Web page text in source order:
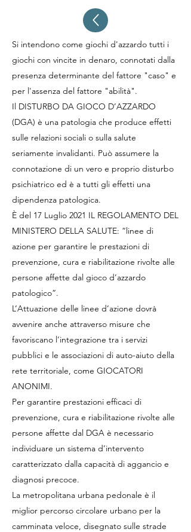
Si intendono come giochi d'azzardo tutti i
giochi con vincite in denaro, connotati dalla
presenza determinante del fattore "caso" e
per l'assenza del fattore "abilità".
Il DISTURBO DA GIOCO D’AZZARDO
(DGA) è una patologia che produce effetti
sulle relazioni sociali o sulla salute
seriamente invalidanti. Può assumere la
connotazione di un vero e proprio disturbo
psichiatrico ed è a tutti gli effetti una
dipendenza patologica.
È del 17 Luglio 2021 IL REGOLAMENTO DEL
MINISTERO DELLA SALUTE: “linee di
azione per garantire le prestazioni di
prevenzione, cura e riabilitazione rivolte alle
persone affette dal gioco d’azzardo
patologico”.
L’Attuazione delle linee d’azione dovrà
avvenire anche attraverso misure che
favoriscano l’integrazione tra i servizi
pubblici e le associazioni di auto-aiuto della
rete territoriale, come GIOCATORI
ANONIMI.
Per garantire prestazioni efficaci di
prevenzione, cura e riabilitazione rivolte alle
persone affette dal DGA è necessario
individuare un sistema d’intervento
caratterizzato dalla capacità di aggancio e
diagnosi precoce.
La metropolitana urbana pedonale è il
miglior percorso circolare urbano per la
camminata veloce, disegnato sulle strade